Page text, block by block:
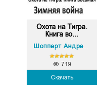
Охота на Тигра.
Книга во...
Шопперт Андрей Готлибович
Скачать
719